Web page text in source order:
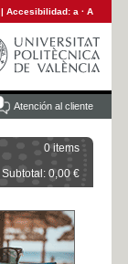
| Accesibilidad: a · A
Atención al cliente
0 items
Subtotal: 0,00 €